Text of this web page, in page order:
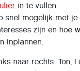
in te vullen.
snel mogelijk met
zijn en hoe
inplannen.
naar rechts: Ton,